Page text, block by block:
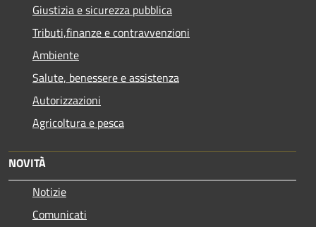
Giustizia e sicurezza pubblica
Tributi,finanze e contravvenzioni
Ambiente
Salute, benessere e assistenza
Autorizzazioni
Agricoltura e pesca
NOVITÀ
Notizie
Comunicati